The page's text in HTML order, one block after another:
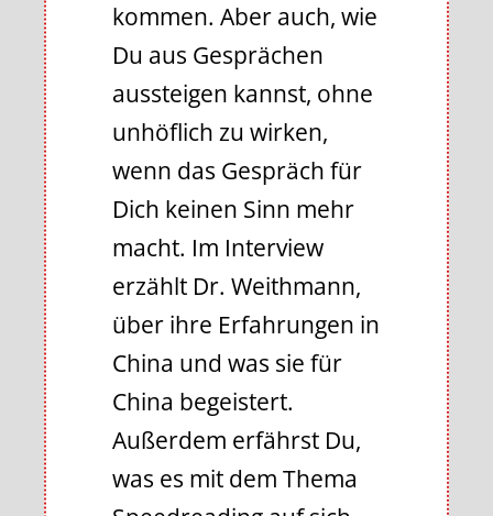
kommen. Aber auch, wie
Du aus Gesprächen
aussteigen kannst, ohne
unhöflich zu wirken,
wenn das Gespräch für
Dich keinen Sinn mehr
macht. Im Interview
erzählt Dr. Weithmann,
über ihre Erfahrungen in
China und was sie für
China begeistert.
Außerdem erfährst Du,
was es mit dem Thema